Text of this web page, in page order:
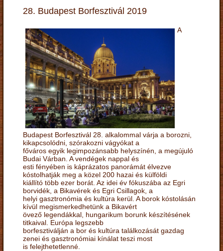
28. Budapest Borfesztivál 2019
A
Budapest Borfesztivál 28. alkalommal várja a borozni,
kikapcsolódni, szórakozni vágyókat a
főváros egyik legimpozánsabb helyszínén, a megújuló
Budai Várban. A vendégek nappal és
esti fényében is káprázatos panorámát élvezve
kóstolhatják meg a közel 200 hazai és külföldi
kiállító több ezer borát. Az idei év fókuszába az Egri
borvidék, a Bikavérek és Egri Csillagok, a
helyi gasztronómia és kultúra kerül. A borok kóstolásán
kívül megismerkedhetünk a Bikavért
övező legendákkal, hungarikum borunk készítésének
titkaival. Európa legszebb
borfesztiválján a bor és kultúra találkozását gazdag
zenei és gasztronómiai kínálat teszi most
is felejthetetlenné.